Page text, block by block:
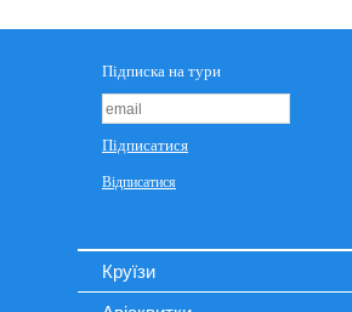
Круїзи